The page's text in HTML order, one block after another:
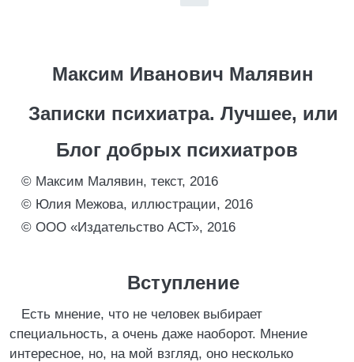
Максим Иванович Малявин
Записки психиатра. Лучшее, или
Блог добрых психиатров
© Максим Малявин, текст, 2016
© Юлия Межова, иллюстрации, 2016
© ООО «Издательство АСТ», 2016
Вступление
Есть мнение, что не человек выбирает
специальность, а очень даже наоборот. Мнение
интересное, но, на мой взгляд, оно несколько